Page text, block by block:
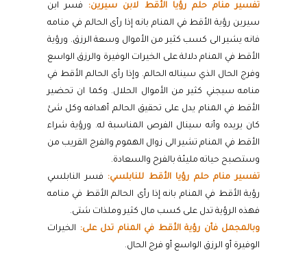
تفسير منام حلم رؤيا الأقط لابن سيرين: فسر ابن
سيرين رؤية الأقط في المنام بانه إذا رأى الحالم في منامه
فانه يشير الى كسب كثير من الأموال وسعة الرزق. ورؤية
الأقط في المنام دلالة على الخيرات الوفيرة والرزق الواسع
وفرج الحال الذي سيناله الحالم. وإذا رأى الحالم الأقط في
منامه سيجني كثير من الأموال الحلال. وكما ان تحضير
الأقط في المنام يدل على تحقيق الحالم أهدافه وكل شئ
كان يريده وأنه سينال الفرص المناسبة له. ورؤية شراء
الأقط في المنام تشير الى زوال الهموم والفرج القريب من
وستصبح حياته مليئة بالفرح والسعادة.
تفسير منام حلم رؤيا الأقط للنابلسي: فسر النابلسي
رؤية الأقط في المنام بانه إذا رأى الحالم الأقط في منامه
فهذه الرؤية تدل على كسب مال كثير وملذات شتى.
وبالمجمل فأن رؤية الأقط في المنام تدل على: الخيرات
الوفيرة أو الرزق الواسع أو فرج الحال.